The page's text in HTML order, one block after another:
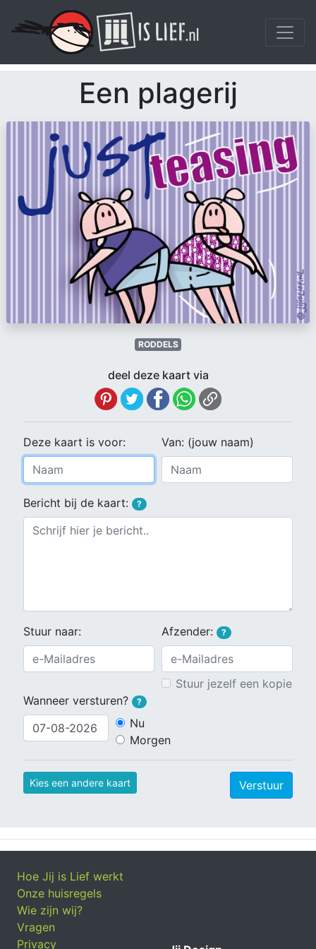
Een plagerij
RODDELS
deel deze kaart via
Deze kaart is voor: Van: (jouw naam)
Bericht bij de kaart: ?
Stuur naar: Afzender: ?
Stuur jezelf een kopie
Wanneer versturen?
?
Nu
Morgen
Kies een andere kaart Verstuur
Hoe Jij is Lief werkt
Onze huisregels
Wie zijn wij?
Vragen
Privacy